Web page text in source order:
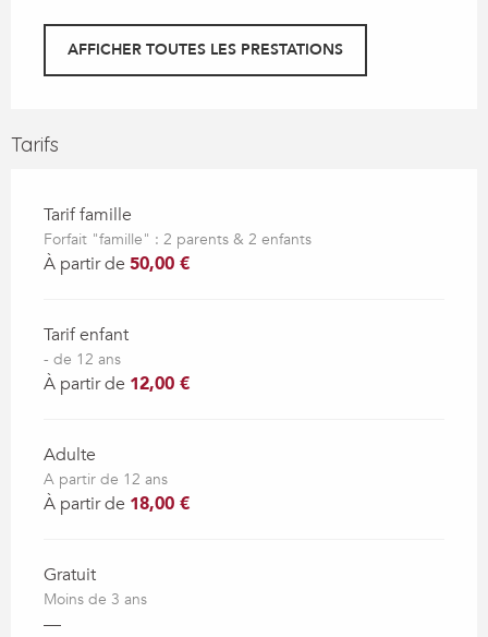
AFFICHER TOUTES LES PRESTATIONS
Tarifs
Tarif famille
Forfait "famille" : 2 parents & 2 enfants
À partir de 50,00 €
Tarif enfant
- de 12 ans
À partir de 12,00 €
Adulte
A partir de 12 ans
À partir de 18,00 €
Gratuit
Moins de 3 ans
—